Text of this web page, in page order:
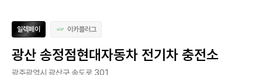
일렉페이 이카플러그
광산 송정점현대자동차 전기차 충전소
광주광역시 광산구 송도로 301